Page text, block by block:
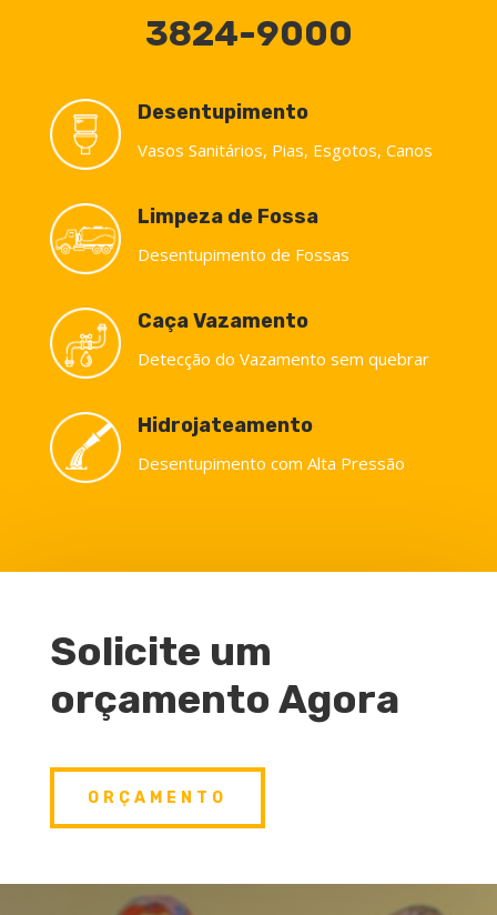
3824-9000
Desentupimento
Vasos Sanitários, Pias, Esgotos, Canos
Limpeza de Fossa
Desentupimento de Fossas
Caça Vazamento
Detecção do Vazamento sem quebrar
Hidrojateamento
Desentupimento com Alta Pressão
Solicite um
orçamento Agora
ORÇAMENTO